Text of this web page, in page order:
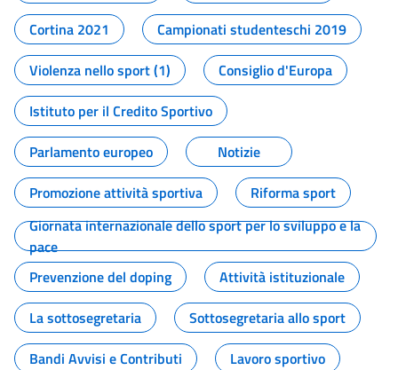
Cortina 2021
Campionati studenteschi 2019
Violenza nello sport (1)
Consiglio d'Europa
Istituto per il Credito Sportivo
Parlamento europeo
Notizie
Promozione attività sportiva
Riforma sport
Giornata internazionale dello sport per lo sviluppo e la
pace
Prevenzione del doping
Attività istituzionale
La sottosegretaria
Sottosegretaria allo sport
Bandi Avvisi e Contributi
Lavoro sportivo